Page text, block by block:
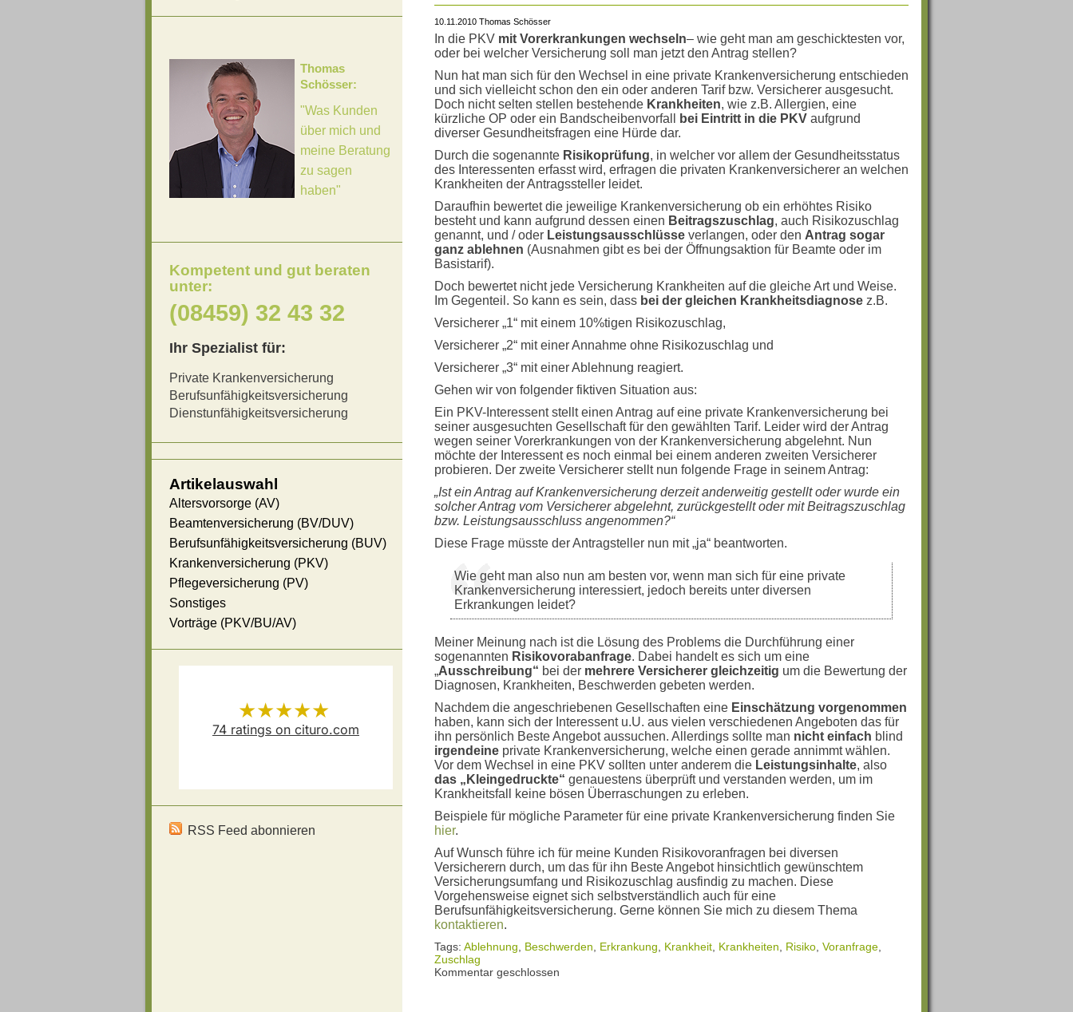
10.11.2010 Thomas Schösser
In die PKV mit Vorerkrankungen wechseln– wie geht man am geschicktesten vor,
oder bei welcher Versicherung soll man jetzt den Antrag stellen?
Nun hat man sich für den Wechsel in eine private Krankenversicherung entschieden
und sich vielleicht schon den ein oder anderen Tarif bzw. Versicherer ausgesucht.
Doch nicht selten stellen bestehende Krankheiten, wie z.B. Allergien, eine
kürzliche OP oder ein Bandscheibenvorfall
bei Eintritt in die PKV aufgrund
diverser Gesundheitsfragen eine Hürde dar.
Durch die sogenannte Risikoprüfung, in welcher vor allem der Gesundheitsstatus
des Interessenten erfasst wird, erfragen die privaten Krankenversicherer an welchen
Krankheiten der Antragssteller leidet.
Daraufhin bewertet die jeweilige Krankenversicherung ob ein erhöhtes Risiko
besteht und kann aufgrund dessen einen Beitragszuschlag, auch Risikozuschlag
genannt, und / oder Leistungsausschlüsse verlangen, oder den Antrag sogar
ganz ablehnen (Ausnahmen gibt es bei der Öffnungsaktion für Beamte oder im
Basistarif).
Doch bewertet nicht jede Versicherung Krankheiten auf die gleiche Art und Weise.
Im Gegenteil. So kann es sein, dass bei der gleichen Krankheitsdiagnose z.B.
Versicherer „1“ mit einem 10%tigen Risikozuschlag,
Versicherer „2“ mit einer Annahme ohne Risikozuschlag und
Versicherer „3“ mit einer Ablehnung reagiert.
Gehen wir von folgender fiktiven Situation aus:
Ein PKV-Interessent stellt einen Antrag auf eine private Krankenversicherung bei
seiner ausgesuchten Gesellschaft für den gewählten Tarif. Leider wird der Antrag
wegen seiner Vorerkrankungen von der Krankenversicherung abgelehnt. Nun
möchte der Interessent es noch einmal bei einem anderen zweiten Versicherer
probieren. Der zweite Versicherer stellt nun folgende Frage in seinem Antrag:
„Ist ein Antrag auf Krankenversicherung derzeit anderweitig gestellt oder wurde ein
solcher Antrag vom Versicherer abgelehnt, zurückgestellt oder mit Beitragszuschlag
bzw. Leistungsausschluss angenommen?“
Diese Frage müsste der Antragsteller nun mit „ja“ beantworten.
Wie geht man also nun am besten vor, wenn man sich für eine private
Krankenversicherung interessiert, jedoch bereits unter diversen
Erkrankungen leidet?
Meiner Meinung nach ist die Lösung des Problems die Durchführung einer
sogenannten Risikovorabanfrage. Dabei handelt es sich um eine
„Ausschreibung“ bei der mehrere Versicherer gleichzeitig um die Bewertung der
Diagnosen, Krankheiten, Beschwerden gebeten werden.
Nachdem die angeschriebenen Gesellschaften eine Einschätzung vorgenommen
haben, kann sich der Interessent u.U. aus vielen verschiedenen Angeboten das für
ihn persönlich Beste Angebot aussuchen. Allerdings sollte man nicht einfach blind
irgendeine private Krankenversicherung, welche einen gerade annimmt wählen.
Vor dem Wechsel in eine PKV sollten unter anderem die Leistungsinhalte, also
das „Kleingedruckte“ genauestens überprüft und verstanden werden, um im
Krankheitsfall keine bösen Überraschungen zu erleben.
Beispiele für mögliche Parameter für eine private Krankenversicherung finden Sie
hier.
Auf Wunsch führe ich für meine Kunden Risikovoranfragen bei diversen
Versicherern durch, um das für ihn Beste Angebot hinsichtlich gewünschtem
Versicherungsumfang und Risikozuschlag ausfindig zu machen. Diese
Vorgehensweise eignet sich selbstverständlich auch für eine
Berufsunfähigkeitsversicherung. Gerne können Sie mich zu diesem Thema
kontaktieren.
Tags: Ablehnung Beschwerden Erkrankung Krankheit Krankheiten Risiko Voranfrage
Zuschlag
Kommentar geschlossen
Thomas
Schösser:
"Was Kunden
über mich und
meine Beratung
zu sagen
haben"
Kompetent und gut beraten
unter:
(08459) 32 43 32
Ihr Spezialist für:
Private Krankenversicherung
Berufsunfähigkeitsversicherung
Dienstunfähigkeitsversicherung
Artikelauswahl
Altersvorsorge (AV)
Beamtenversicherung (BV/DUV)
Berufsunfähigkeitsversicherung (BUV)
Krankenversicherung (PKV)
Pflegeversicherung (PV)
Sonstiges
Vorträge (PKV/BU/AV)
Schösserhas
★★★★★
74 ratings on cituro.com
RSS Feed abonnieren